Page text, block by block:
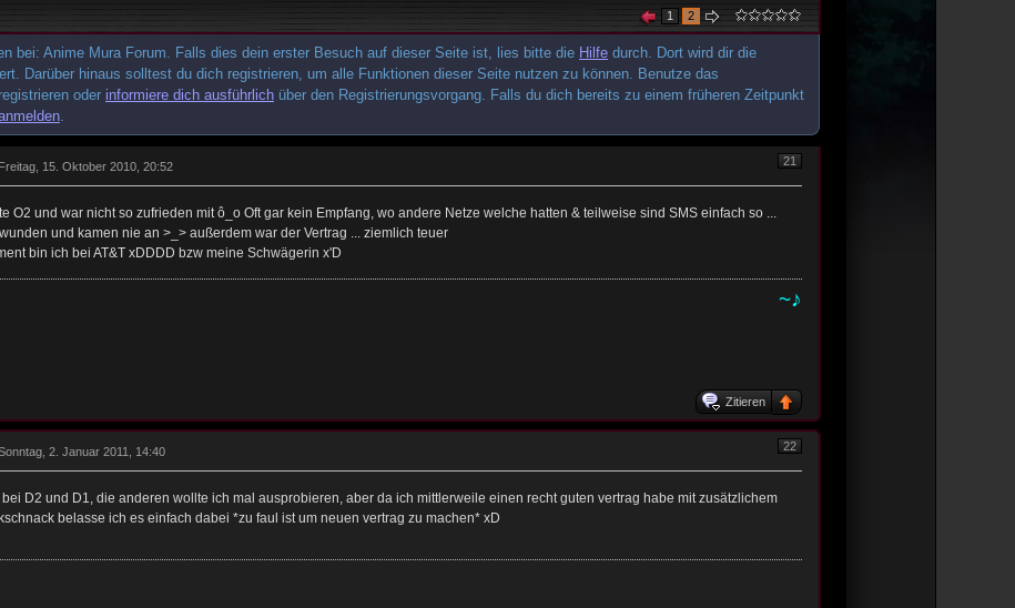
1 2
bei: Anime Mura Forum. Falls dies dein erster Besuch auf dieser Seite ist, lies bitte die Hilfe durch. Dort wird dir die
Darüber hinaus solltest du dich registrieren, um alle Funktionen dieser Seite nutzen zu können. Benutze das
oder informiere dich ausführlich über den Registrierungsvorgang. Falls du dich bereits zu einem früheren Zeitpunkt
.
21
Freitag, 15. Oktober 2010, 20:52
O2 und war nicht so zufrieden mit ô_o Oft gar kein Empfang, wo andere Netze welche hatten & teilweise sind SMS einfach so ...
und kamen nie an >_> außerdem war der Vertrag ... ziemlich teuer
bin ich bei AT&T xDDDD bzw meine Schwägerin x'D
~♪
Zitieren
22
2. Januar 2011, 14:40
D2 und D1, die anderen wollte ich mal ausprobieren, aber da ich mittlerweile einen recht guten vertrag habe mit zusätzlichem
belasse ich es einfach dabei *zu faul ist um neuen vertrag zu machen* xD